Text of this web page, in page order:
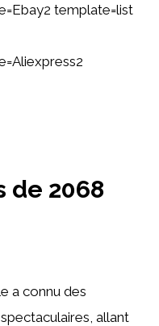
template=list
de 2068
a connu des
spectaculaires, allant